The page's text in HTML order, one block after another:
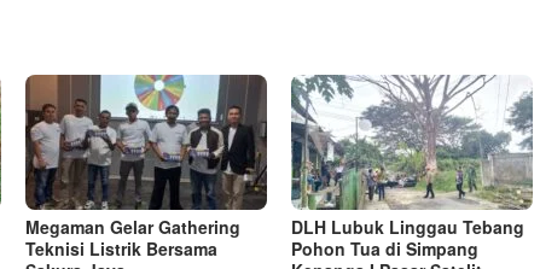
Megaman Gelar Gathering
Teknisi Listrik Bersama
DLH Lubuk Linggau Tebang
Pohon Tua di Simpang